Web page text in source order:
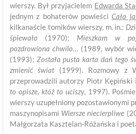
wierszy. Był przyjacielem Edwarda
jednym z bohaterów powieściCała
kilkanaście tomików wierszy, m. in.:
śpiewało (1970); Mieszkam w
pozdrowiona chwilo… (1989, wybór
(1993); Została pusta karta dań tego
zmienić świat (1999). Rozmowy z
przeprowadzili autorzy Piotr Kępiński
to opisze, któż to uciszy, 1997).
wierszy uzupełniony pozostawionymi
maszynopisami Wiersze niecierpliwe
Małgorzata Kasztelan-Różańska i